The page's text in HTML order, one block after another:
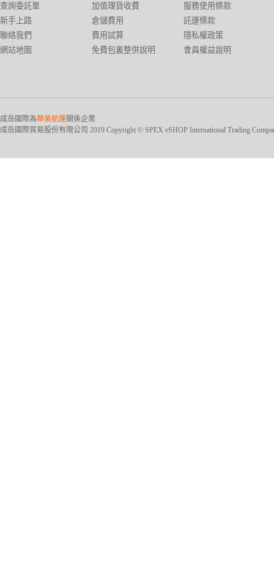
查詢委託單
新手上路
聯絡我們
網站地圖
加值理貨收費
倉儲費用
費用試算
免費包裏整併說明
服務使用條款
託運條款
隱私權政策
會員權益說明
成岳國際為華美航運關係企業
成岳國際貿易股份有限公司 2019 Copyright © SPEX eSHOP International Trading